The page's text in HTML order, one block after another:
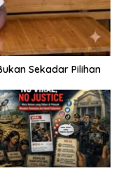
Sekadar Pilihan